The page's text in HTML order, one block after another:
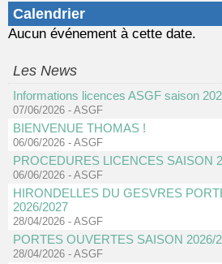
Calendrier
Aucun événement à cette date.
Les News
Informations licences ASGF saison
07/06/2026 - ASGF
BIENVENUE THOMAS !
06/06/2026 - ASGF
PROCEDURES LICENCES SAISON
06/06/2026 - ASGF
HIRONDELLES DU GESVRES
2026/2027
28/04/2026 - ASGF
PORTES OUVERTES SAISON 2026/
28/04/2026 - ASGF